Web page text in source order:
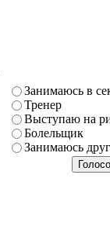
Занимаюсь в
Тренер
Выступаю на
Болельщик
Занимаюсь